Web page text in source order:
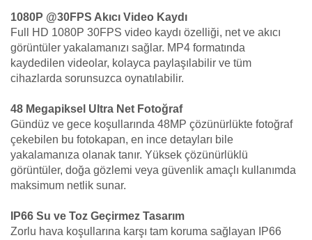
1080P @30FPS Akıcı Video Kaydı
Full HD 1080P 30FPS video kaydı özelliği, net ve akıcı
görüntüler yakalamanızı sağlar. MP4 formatında
kaydedilen videolar, kolayca paylaşılabilir ve tüm
cihazlarda sorunsuzca oynatılabilir.
48 Megapiksel Ultra Net Fotoğraf
Gündüz ve gece koşullarında 48MP çözünürlükte fotoğraf
çekebilen bu fotokapan, en ince detayları bile
yakalamanıza olanak tanır. Yüksek çözünürlüklü
görüntüler, doğa gözlemi veya güvenlik amaçlı kullanımda
maksimum netlik sunar.
IP66 Su ve Toz Geçirmez Tasarım
Zorlu hava koşullarına karşı tam koruma sağlayan IP66